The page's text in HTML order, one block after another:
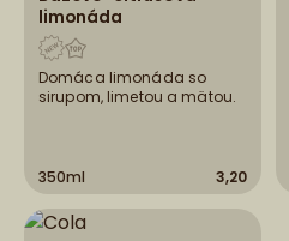
limonáda
Domáca limonáda so
sirupom, limetou a mätou.
350ml 3,20